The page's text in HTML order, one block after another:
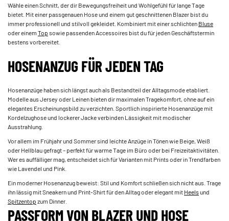
Wähle einen Schnitt, der dir Bewegungsfreiheit und Wohlgefühl für lange Tage
bietet. Mit einer passgenauen Hose und einem gut geschnittenen Blazer bist du
immer professionell und stilvoll gekleidet. Kombiniert mit einer schlichtenBluse
oder einemTopsowie passenden Accessoires bist du für jeden Geschäftstermin
bestens vorbereitet.
HOSENANZUG FÜR JEDEN TAG
Hosenanzüge haben sich längst auch als Bestandteil der Alltagsmode etabliert.
Modelle aus Jersey oder Leinen bieten dir maximalen Tragekomfort, ohne auf ein
elegantes Erscheinungsbild zu verzichten. Sportlich inspirierte Hosenanzüge mit
Kordelzughose und lockerer Jacke verbinden Lässigkeit mit modischer
Ausstrahlung.
Vor allem im Frühjahr und Sommer sind leichte Anzüge in Tönen wie Beige, Weiß
oder Hellblau gefragt – perfekt für warme Tage im Büro oder bei Freizeitaktivitäten.
Wer es auffälliger mag, entscheidet sich für Varianten mit Prints oder in Trendfarben
wie Lavendel und Pink.
Ein moderner Hosenanzug beweist: Stil und Komfort schließen sich nicht aus. Trage
ihn lässig mit Sneakern und Print-Shirt für den Alltag oder elegant mitHeelsund
Spitzentopzum Dinner.
PASSFORM VON BLAZER UND HOSE